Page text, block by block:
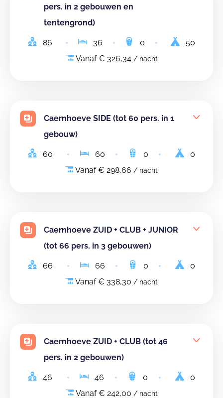
pers. in 2 gebouwen en
tentengrond)
86 36 0
50
Vanaf € 326,34 / nacht
Caernhoeve SIDE (tot 60 pers. in 1
gebouw)
60 60 0
0
Vanaf € 298,66 / nacht
Caernhoeve ZUID + CLUB + JUNIOR
(tot 66 pers. in 3 gebouwen)
66 66 0
0
Vanaf € 338,30 / nacht
Caernhoeve ZUID + CLUB (tot 46
pers. in 2 gebouwen)
46 46 0
0
Vanaf € 242,00 / nacht